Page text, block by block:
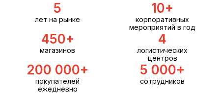
5
лет на рынке
10+
корпоративных
мероприятий в год
450+
магазинов
4
логистических
центров
200 000+
покупателей
ежедневно
5 000+
сотрудников